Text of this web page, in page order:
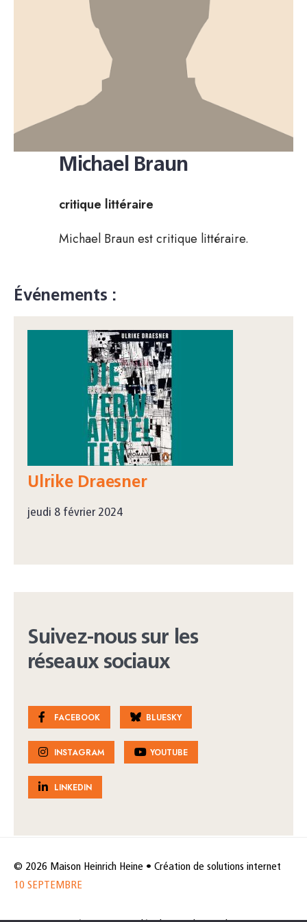
Michael Braun
critique littéraire
Michael Braun est critique littéraire.
Événements :
Ulrike Draesner
jeudi 8 février 2024
Suivez-nous sur les
réseaux sociaux
FACEBOOK BLUESKY
INSTAGRAM YOUTUBE
LINKEDIN
© 2026 Maison Heinrich Heine • Création de solutions internet
10 SEPTEMBRE